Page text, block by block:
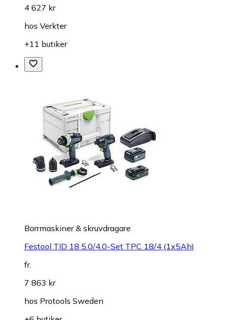
4 627 kr
hos Verkter
+11 butiker
Borrmaskiner & skruvdragare
Festool TID 18 5.0/4.0-Set TPC 18/4 (1x5Ah)
fr.
7 863 kr
hos Protools Sweden